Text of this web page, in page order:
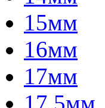
15мм
16мм
17мм